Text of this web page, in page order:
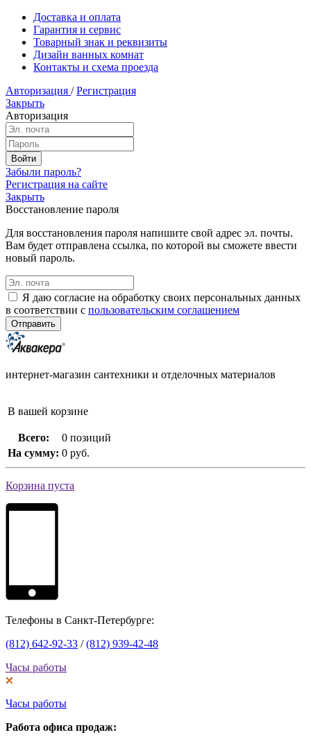
Доставка и оплата
Гарантия и сервис
Товарный знак и реквизиты
Дизайн ванных комнат
Контакты и схема проезда
Авторизация / Регистрация
Закрыть
Авторизация
Забыли пароль?
Регистрация на сайте
Закрыть
Восстановление пароля
Для восстановления пароля напишите свой адрес эл. почты.
Вам будет отправлена ссылка, по которой вы сможете ввести
новый пароль.
Я даю согласие на обработку своих персональных данных
в соответствии с пользовательским соглашением
интернет-магазин сантехники и отделочных материалов
В вашей корзине
Всего:
0 позиций
На сумму: 0 руб.
Корзина пуста
Телефоны в Санкт-Петербурге:
(812) 642-92-33 /(812) 939-42-48
Часы работы
Часы работы
Работа офиса продаж: